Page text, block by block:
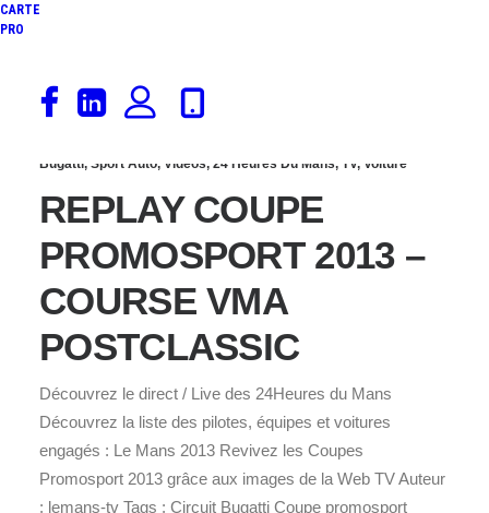
CARTE
PRO
Bugatti, Sport Auto, Vidéos, 24 Heures Du Mans, TV, Voiture
REPLAY COUPE
PROMOSPORT 2013 –
COURSE VMA
POSTCLASSIC
Découvrez le direct / Live des 24Heures du Mans
Découvrez la liste des pilotes, équipes et voitures
engagés : Le Mans 2013 Revivez les Coupes
Promosport 2013 grâce aux images de la Web TV Auteur
: lemans-tv Tags : Circuit Bugatti Coupe promosport